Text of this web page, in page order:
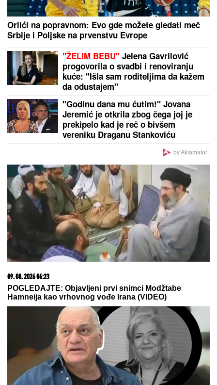
IZ KIKSA U FIKS:Favoriti na popravnom
PREPORUKA ZA VAS
(PAPARACO) ĐINA DŽINOVIĆ U CRNOJ GORIEvo
kako izgleda bez filtera: U haljini do poda sa golim
leđima, mnogi je nisu prepoznali
STRAVIČNA NESREĆA KOD
JASENOVIKA!
Strahuje se da ima
TEŠKO POVREĐENIH, sve vrvi od
policije i Hitne pomoći (FOTO)